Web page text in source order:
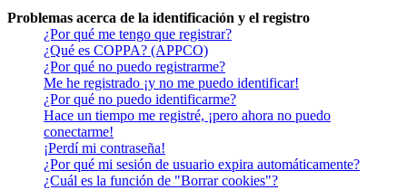
Problemas acerca de la identificación y el registro
¿Por qué me tengo que registrar?
¿Qué es COPPA? (APPCO)
¿Por qué no puedo registrarme?
Me he registrado ¡y no me puedo identificar!
¿Por qué no puedo identificarme?
Hace un tiempo me registré, ¡pero ahora no puedo
conectarme!
¡Perdí mi contraseña!
¿Por qué mi sesión de usuario expira automáticamente?
¿Cuál es la función de "Borrar cookies"?